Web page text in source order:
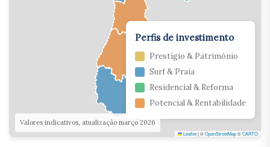
Leaflet|©OpenStreetMap©CARTO
Perfis de investimento
Prestígio & Património
Surf & Praia
Residencial & Reforma
Potencial & Rentabilidade
Valores indicativos, atualização março 2026